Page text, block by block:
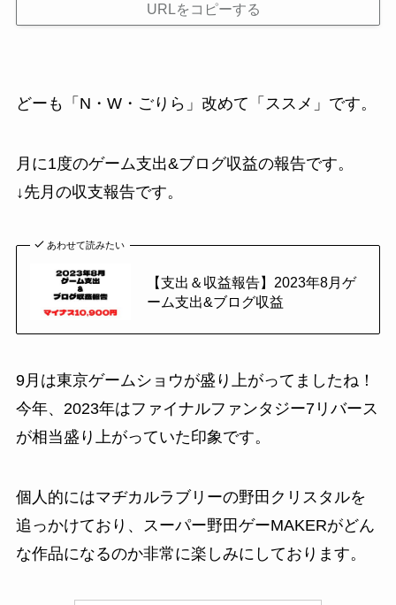
URLをコピーする
どーも「N・W・ごりら」改めて「ススメ」です。
月に1度のゲーム支出&ブログ収益の報告です。
↓先月の収支報告です。
あわせて読みたい
【支出＆収益報告】2023年8月ゲ
ーム支出&ブログ収益
9月は東京ゲームショウが盛り上がってましたね！
今年、2023年はファイナルファンタジー7リバース
が相当盛り上がっていた印象です。
個人的にはマヂカルラブリーの野田クリスタルを
追っかけており、 スーパー野田ゲーMAKERがどん
な作品になるのか非常に楽しみにしております。